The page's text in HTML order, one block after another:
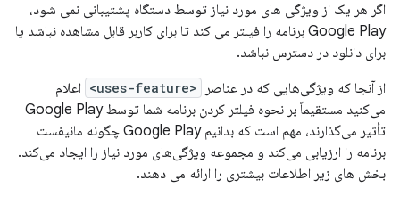
اگر هر یک از ویژگی های مورد نیاز توسط دستگاه پشتیبانی نمی شود،
Google Play برنامه را فیلتر می کند تا برای کاربر قابل مشاهده نباشد یا
برای دانلود در دسترس نباشد.
از آنجا که ویژگی‌هایی که در عناصر
<uses-feature>
اعلام
می‌کنید مستقیماً بر نحوه فیلتر کردن برنامه شما توسط Google Play
تأثیر می‌گذارند، مهم است که بدانیم Google Play چگونه مانیفست
برنامه را ارزیابی می‌کند و مجموعه ویژگی‌های مورد نیاز را ایجاد می‌کند.
بخش های زیر اطلاعات بیشتری را ارائه می دهند.